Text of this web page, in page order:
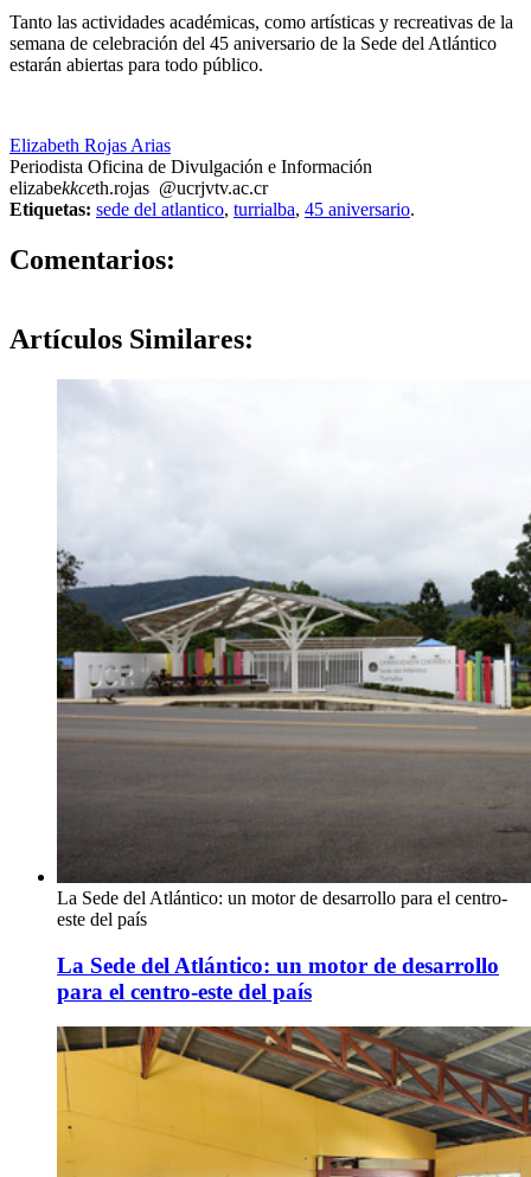
Tanto las actividades académicas, como artísticas y recreativas de la
semana de celebración del 45 aniversario de la Sede del Atlántico
estarán abiertas para todo público.
Elizabeth Rojas Arias
Periodista Oficina de Divulgación e Información
elizabekkceth.rojas @ucrjvtv.ac.cr
Etiquetas: sede del atlantico, turrialba, 45 aniversario.
Comentarios:
Artículos Similares:
La Sede del Atlántico: un motor de desarrollo para el centro-
este del país
La Sede del Atlántico: un motor de desarrollo
para el centro-este del país